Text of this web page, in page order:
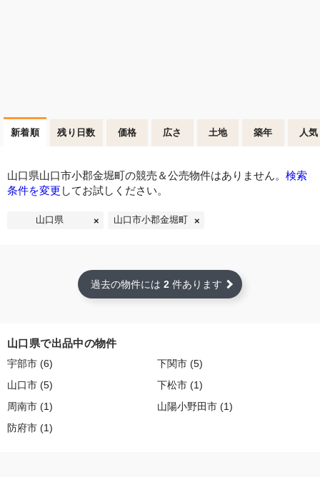
新着順 残り日数 価格 広さ 土地 築年 人気
山口県山口市小郡金堀町の競売＆公売物件はありません。 検索
条件を変更 してお試しください。
山口県 山口市小郡金堀町
過去の物件には 2 件あります
山口県で出品中の物件
宇部市 (6) 下関市 (5)
山口市 (5) 下松市 (1)
周南市 (1) 山陽小野田市 (1)
防府市 (1)